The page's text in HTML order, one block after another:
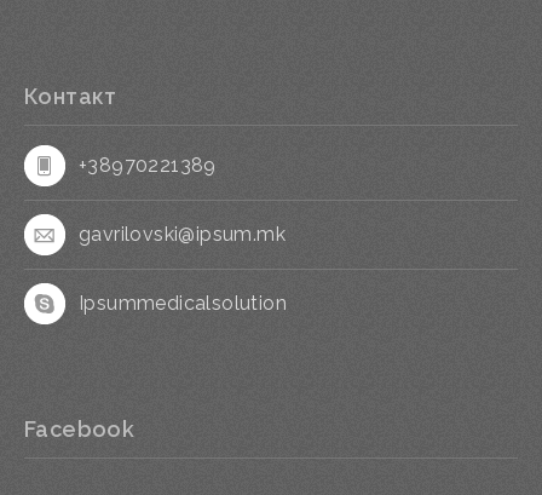
Контакт
+38970221389
gavrilovski@ipsum.mk
Ipsummedicalsolution
Facebook